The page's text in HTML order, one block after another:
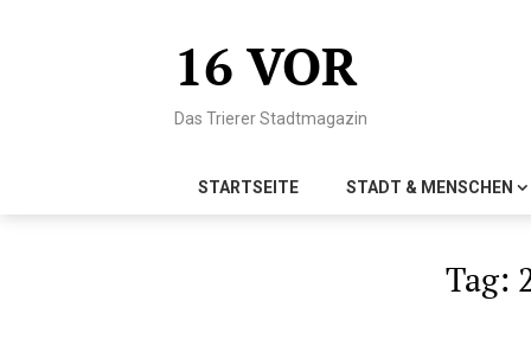
16 VOR
Das Trierer Stadtmagazin
STARTSEITE STADT & MENSCHEN
Tag: